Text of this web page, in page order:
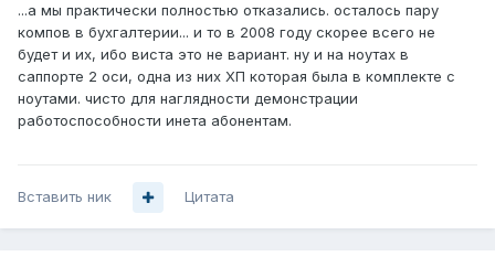
...а мы практически полностью отказались. осталось пару
компов в бухгалтерии... и то в 2008 году скорее всего не
будет и их, ибо виста это не вариант. ну и на ноутах в
саппорте 2 оси, одна из них ХП которая была в комплекте с
ноутами. чисто для наглядности демонстрации
работоспособности инета абонентам.
Вставить ник Цитата